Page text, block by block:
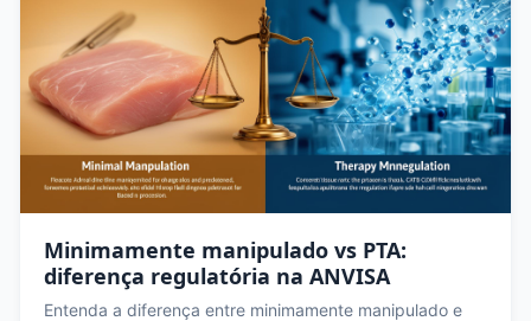
Minimamente manipulado vs PTA:
diferença regulatória na ANVISA
Entenda a diferença entre minimamente manipulado e